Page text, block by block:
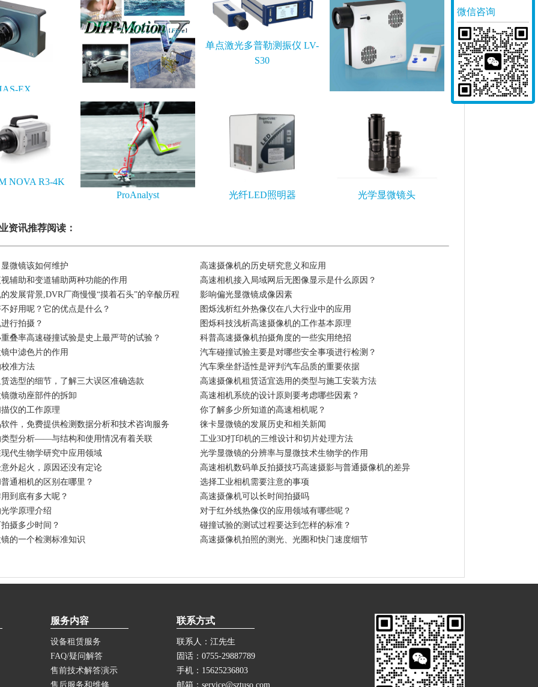
EX
单点激光多普勒测振仪 LV-
S30
NOVA R3-4K
ProAnalyst
光纤LED照明器 光学显微镜头
资讯推荐阅读：
微镜该如何维护
高速摄像机的历史研究意义和应用
辅助和变道辅助两种功能的作用
高速相机接入局域网后无图像显示是什么原因？
发展背景,DVR厂商慢慢“摸着石头”的辛酸历程
影响偏光显微镜成像因素
好用呢？它的优点是什么？
图烁浅析红外热像仪在八大行业中的应用
行拍摄？
图烁科技浅析高速摄像机的工作基本原理
叠率高速碰撞试验是史上最严苛的试验？
科普高速摄像机拍摄角度的一些实用绝招
中滤色片的作用
汽车碰撞试验主要是对哪些安全事项进行检测？
准方法
汽车乘坐舒适性是评判汽车品质的重要依据
选型的细节，了解三大误区准确选款
高速摄像机租赁适宜选用的类型与施工安装方法
微动座部件的拆卸
高速相机系统的设计原则要考虑哪些因素？
仪的工作原理
你了解多少所知道的高速相机呢？
件，免费提供检测数据分析和技术咨询服务
徕卡显微镜的发展历史和相关新闻
类型分析——与结构和使用情况有着关联
工业3D打印机的三维设计和切片处理方法
代生物学研究中应用领域
光学显微镜的分辨率与显微技术生物学的作用
外起火，原因还没有定论
高速相机数码单反拍摄技巧高速摄影与普通摄像机的差异
通相机的区别在哪里？
选择工业相机需要注意的事项
到底有多大呢？
高速摄像机可以长时间拍摄吗
学原理介绍
对于红外线热像仪的应用领域有哪些呢？
摄多少时间？
碰撞试验的测试过程要达到怎样的标准？
的一个检测标准知识
高速摄像机拍照的测光、光圈和快门速度细节
服务内容
设备租赁服务
FAQ/疑问解答
售前技术解答演示
售后服务和维修
联系方式
联系人：江先生
固话：0755-29887789
手机：15625236803
邮箱：service@sztuso.com
微信咨询